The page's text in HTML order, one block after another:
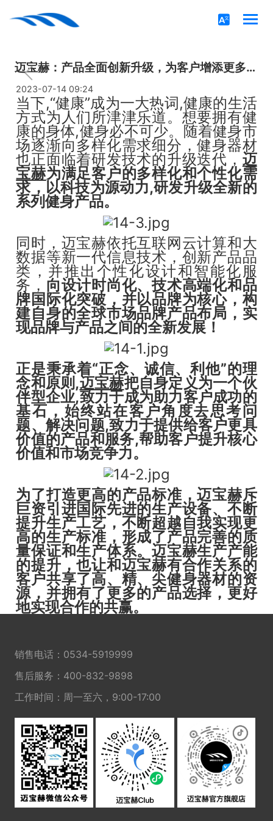
迈宝赫：产品全面创新升级，为客户增添更多选择！
2023-07-14 09:24
当下,“健康”成为一大热词,健康的生活
方式为人们所津津乐道。想要拥有健
康的身体,健身必不可少。随着健身市
场逐渐向多样化需求细分，健身器材
也正面临着研发技术的升级迭代， 迈
宝赫为满足客户的多样化和个性化需
求，以科技为源动力,研发升级全新的
系列健身产品。
同时，迈宝赫依托互联网云计算和大
数据等新一代信息技术，创新产品品
类，并推出个性化设计和智能化服
务， 向设计时尚化、技术高端化和品
牌国际化突破，并以品牌为核心，构
建自身的全球市场品牌产品布局，实
现品牌与产品之间的全新发展！
正是秉承着“正念、诚信、利他”的理
念和原则,迈宝赫把自身定义为一个伙
伴型企业,致力于成为助力客户成功的
基石，始终站在客户角度去思考问
题、解决问题,致力于提供给客户更具
价值的产品和服务,帮助客户提升核心
价值和市场竞争力。
为了打造更高的产品标准，迈宝赫斥
巨资引进国际先进的生产设备、不断
提升生产工艺，不断超越自我实现更
高的生产标准，形成了产品完善的质
量保证和生产体系。迈宝赫生产产能
的提升，也让和迈宝赫有合作关系的
客户共享了高、精、尖健身器材的资
源，并拥有了更多的产品选择，更好
地实现合作的共赢。
销售电话： 0534-5919999
售后服务： 400-832-9898
工作时间：周一至六，9:00-17:00